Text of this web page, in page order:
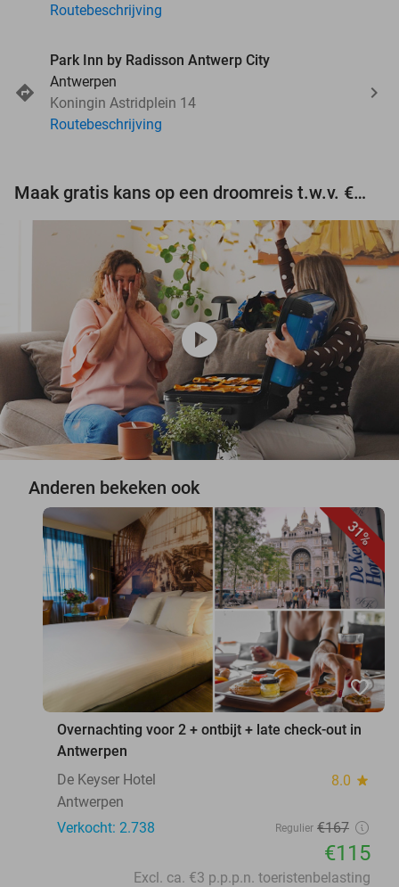
Routebeschrijving
Park Inn by Radisson Antwerp City
Antwerpen
Koningin Astridplein 14
Routebeschrijving
Maak gratis kans op een droomreis t.w.v. €3.000!
play_circle
Anderen bekeken ook
31%
favorite_border
Overnachting voor 2 + ontbijt + late check-out in
Antwerpen
De Keyser Hotel
8.0 star
Antwerpen
Verkocht: 2.738
Regulier €167
€115
Excl. ca. €3 p.p.p.n. toeristenbelasting